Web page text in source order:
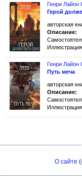
Генри Лайон
Герой
авторская
Описание:
Генри Лайон
Путь меча
авторская
Описание:
О сайте (